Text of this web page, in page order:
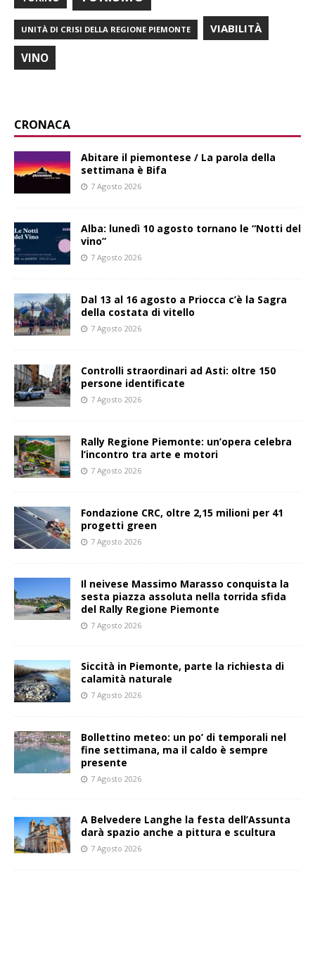
UNITÀ DI CRISI DELLA REGIONE PIEMONTE VIABILITÀ
VINO
CRONACA
Abitare il piemontese / La parola della
settimana è Bifa
7 Agosto 2026
Alba: lunedì 10 agosto tornano le “Notti del
vino”
7 Agosto 2026
Dal 13 al 16 agosto a Priocca c’è la Sagra
della costata di vitello
7 Agosto 2026
Controlli straordinari ad Asti: oltre 150
persone identificate
7 Agosto 2026
Rally Regione Piemonte: un’opera celebra
l’incontro tra arte e motori
7 Agosto 2026
Fondazione CRC, oltre 2,15 milioni per 41
progetti green
7 Agosto 2026
Il neivese Massimo Marasso conquista la
sesta piazza assoluta nella torrida sfida
del Rally Regione Piemonte
7 Agosto 2026
Siccità in Piemonte, parte la richiesta di
calamità naturale
7 Agosto 2026
Bollettino meteo: un po’ di temporali nel
fine settimana, ma il caldo è sempre
presente
7 Agosto 2026
A Belvedere Langhe la festa dell’Assunta
darà spazio anche a pittura e scultura
7 Agosto 2026